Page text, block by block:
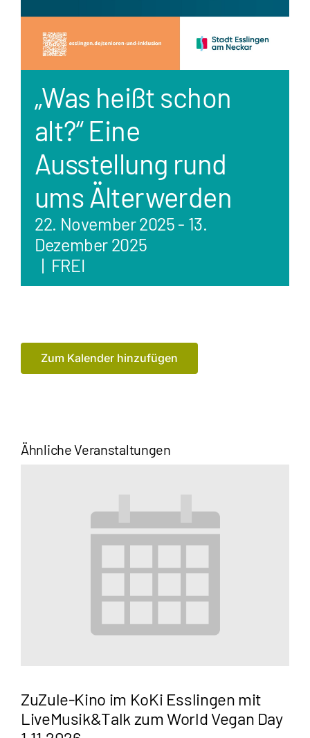
„Was heißt schon
alt?“ Eine
Ausstellung rund
ums Älterwerden
22. November 2025 - 13.
Dezember 2025
| FREI
Zum Kalender hinzufügen
Ähnliche Veranstaltungen
ZuZule-Kino im KoKi Esslingen mit
LiveMusik&Talk zum World Vegan Day